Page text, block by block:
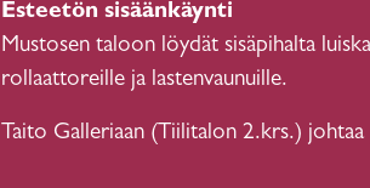
Esteetön sisäänkäynti
Mustosen taloon löydät sisäpihalta
rollaattoreille ja lastenvaunuille.
Taito Galleriaan (Tiilitalon 2.krs.)